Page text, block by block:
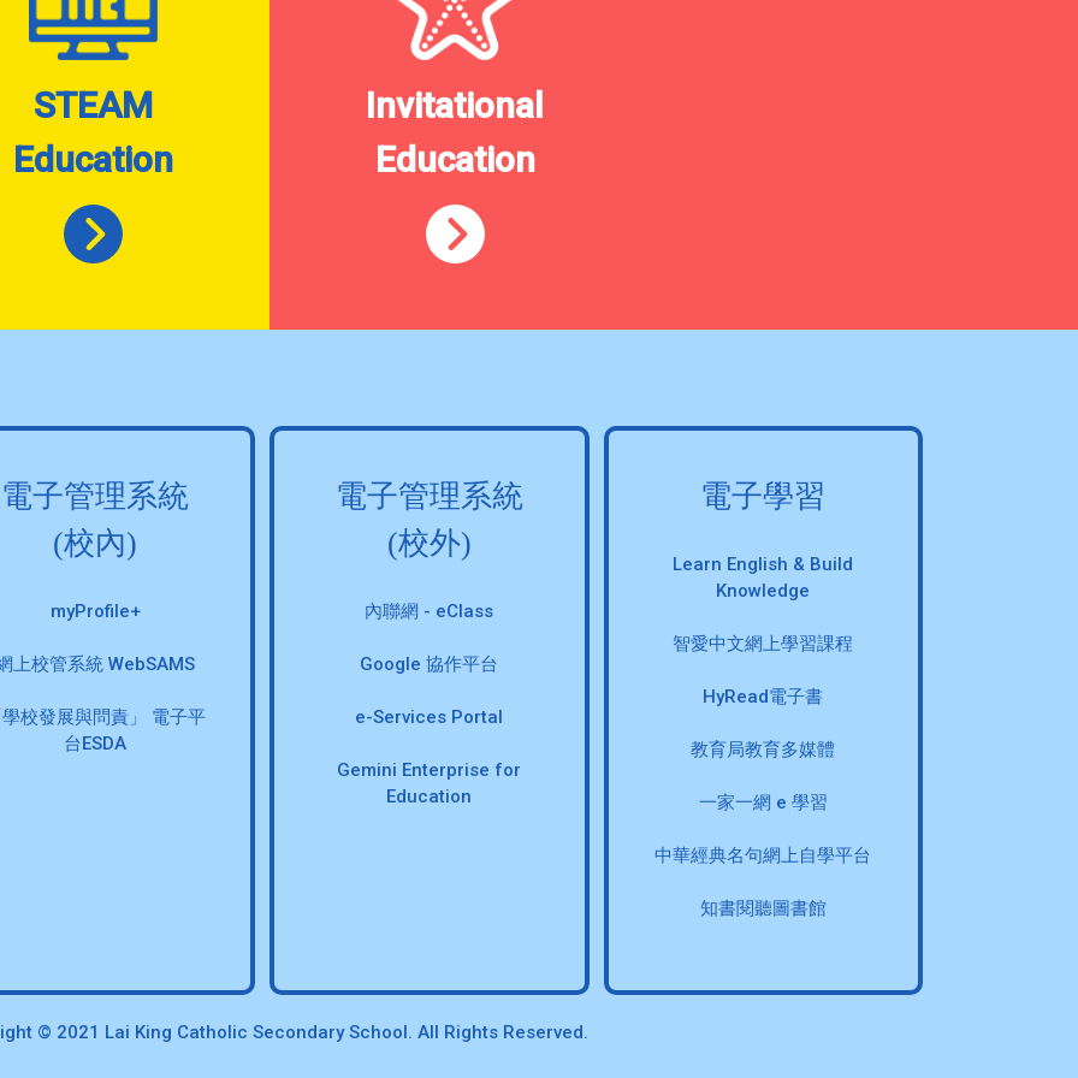
STEAM
Education
Invitational
Education
電子管理系統
(校內)
myProfile+
上校管系統 WebSAMS
校發展與問責」 電子平
台ESDA
電子管理系統
(校外)
內聯網 - eClass
Google 協作平台
e-Services Portal
Gemini Enterprise for
Education
電子學習
Learn English & Build
Knowledge
智愛中文網上學習課程
HyRead電子書
教育局教育多媒體
一家一網 e 學習
中華經典名句網上自學平台
知書閱聽圖書館
© 2021 Lai King Catholic Secondary School. All Rights Reserved.